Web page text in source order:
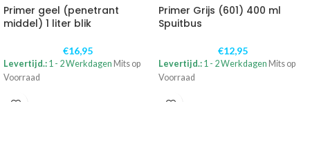
Primer geel (penetrant
middel) 1 liter blik
€16,95
Levertijd.: 1 - 2 Werkdagen Mits op
Voorraad
Primer Grijs (601) 400 ml
Spuitbus
€12,95
Levertijd.: 1 - 2 Werkdagen Mits op
Voorraad